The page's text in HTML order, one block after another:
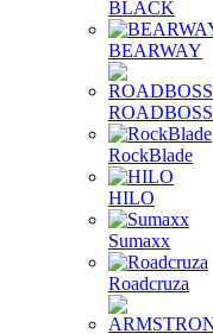
BLACK
BEARWAY
ROADBOSS
RockBlade
HILO
Sumaxx
Roadcruza